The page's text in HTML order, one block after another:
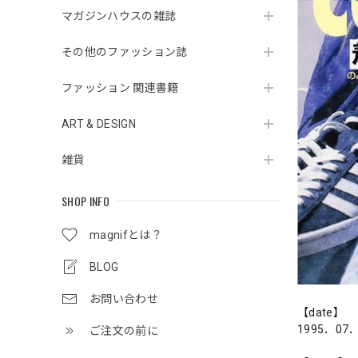
マガジンハウスの雑誌
その他のファッション誌
ファッション 関連書籍
ART & DESIGN
雑貨
SHOP INFO
magnifとは？
BLOG
お問い合わせ
ご注文の前に
【date】
1995．07